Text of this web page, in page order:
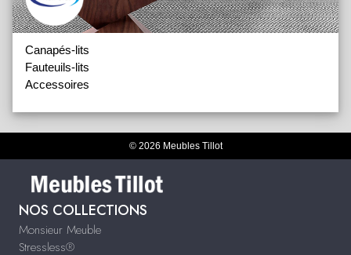
Canapés-lits
Fauteuils-lits
Accessoires
© 2026 Meubles Tillot
NOS COLLECTIONS
Monsieur Meuble
Stressless®